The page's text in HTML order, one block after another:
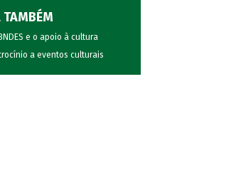
TAMBÉM
e o apoio à cultura
a eventos culturais